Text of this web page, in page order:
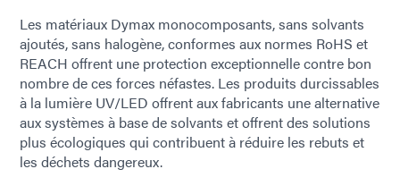
Les matériaux Dymax monocomposants, sans solvants
ajoutés, sans halogène, conformes aux normes RoHS et
REACH offrent une protection exceptionnelle contre bon
nombre de ces forces néfastes. Les produits durcissables
à la lumière UV/LED offrent aux fabricants une alternative
aux systèmes à base de solvants et offrent des solutions
plus écologiques qui contribuent à réduire les rebuts et
les déchets dangereux.